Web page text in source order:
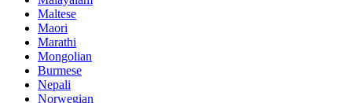
Maltese
Maori
Marathi
Mongolian
Burmese
Nepali
Norwegian